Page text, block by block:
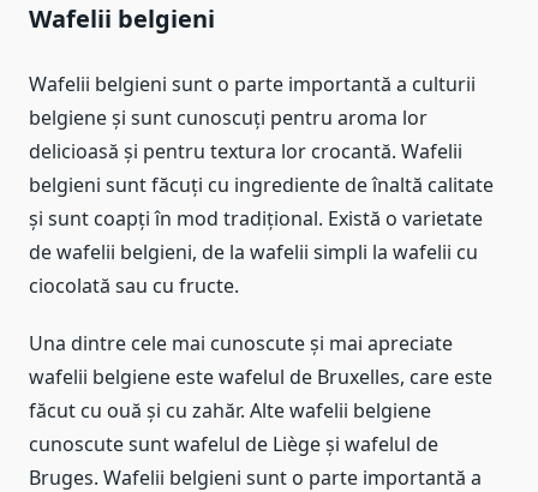
Wafelii belgieni
Wafelii belgieni sunt o parte importantă a culturii
belgiene și sunt cunoscuți pentru aroma lor
delicioasă și pentru textura lor crocantă. Wafelii
belgieni sunt făcuți cu ingrediente de înaltă calitate
și sunt coapți în mod tradițional. Există o varietate
de wafelii belgieni, de la wafelii simpli la wafelii cu
ciocolată sau cu fructe.
Una dintre cele mai cunoscute și mai apreciate
wafelii belgiene este wafelul de Bruxelles, care este
făcut cu ouă și cu zahăr. Alte wafelii belgiene
cunoscute sunt wafelul de Liège și wafelul de
Bruges. Wafelii belgieni sunt o parte importantă a